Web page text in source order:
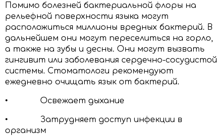
Помимо болезней бактериальной флоры на
рельефной поверхности языка могут
расположиться миллионы вредных бактерий. В
дальнейшем они могут переселиться на горло,
а также на зубы и десны. Они могут вызвать
гингивит или заболевания сердечно-сосудистой
системы. Стоматологи рекомендуют
ежедневно очищать язык от бактерий.
• Освежает дыхание
• Затрудняет доступ инфекции в
организм